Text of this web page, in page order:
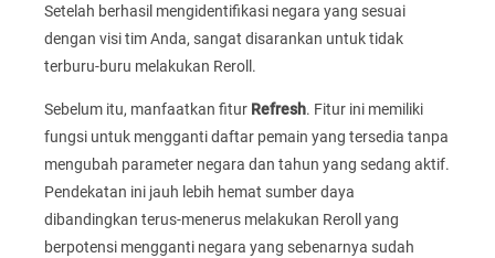
Setelah berhasil mengidentifikasi negara yang sesuai
dengan visi tim Anda, sangat disarankan untuk tidak
terburu-buru melakukan Reroll.
Sebelum itu, manfaatkan fitur Refresh. Fitur ini memiliki
fungsi untuk mengganti daftar pemain yang tersedia tanpa
mengubah parameter negara dan tahun yang sedang aktif.
Pendekatan ini jauh lebih hemat sumber daya
dibandingkan terus-menerus melakukan Reroll yang
berpotensi mengganti negara yang sebenarnya sudah